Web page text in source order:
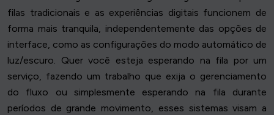
filas tradicionais e as experiências digitais funcionem de
forma mais tranquila, independentemente das opções de
interface, como as configurações do modo automático de
luz/escuro. Quer você esteja esperando na fila por um
serviço, fazendo um trabalho que exija o gerenciamento
do fluxo ou simplesmente esperando na fila durante
períodos de grande movimento, esses sistemas visam a